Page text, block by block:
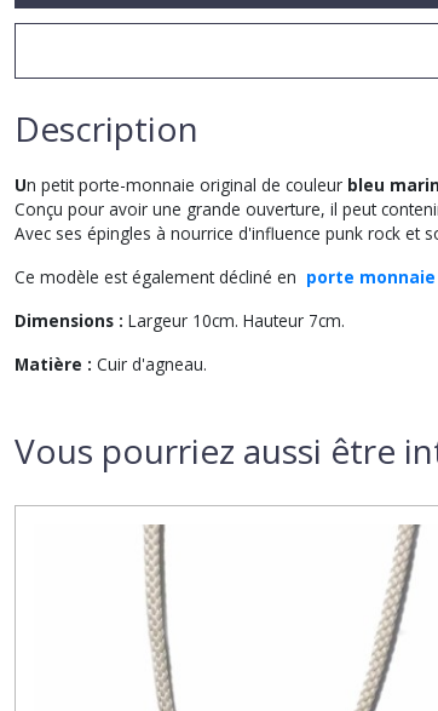
Description
Un petit porte-monnaie original de couleur bleu
Conçu pour avoir une grande ouverture, il peut
Avec ses épingles à nourrice d'influence punk rock
Ce modèle est également décliné en porte
Dimensions : Largeur 10cm. Hauteur 7cm.
Matière : Cuir d'agneau.
Vous pourriez aussi être